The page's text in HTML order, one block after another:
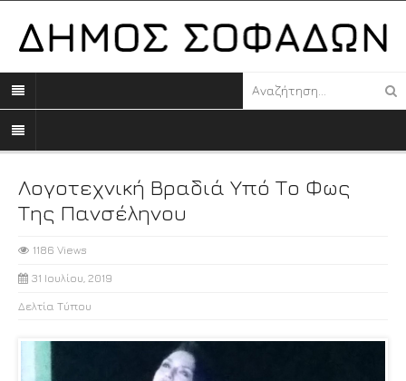
Λογοτεχνική Βραδιά Υπό Το Φως
Της Πανσέληνου
1186 Views
31 Ιουλίου, 2019
Δελτία Τύπου